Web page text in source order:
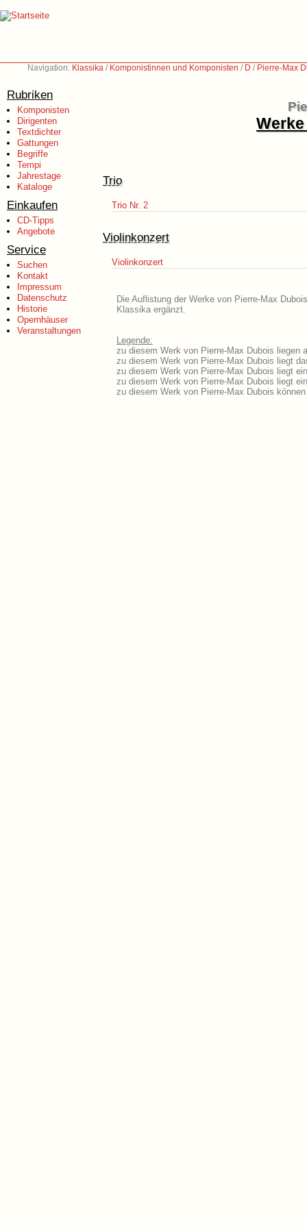
Navigation: Klassika / Komponistinnen und Komponisten / D / Pierre-Max
Rubriken
Komponisten
Dirigenten
Textdichter
Gattungen
Begriffe
Tempi
Jahrestage
Kataloge
Einkaufen
CD-Tipps
Angebote
Service
Suchen
Kontakt
Impressum
Datenschutz
Historie
Opernhäuser
Veranstaltungen
Trio
Trio Nr. 2
Violinkonzert
Violinkonzert
Die Auflistung der Werke von Pierre-Max
Klassika ergänzt.
Legende:
zu diesem Werk von Pierre-Max Dubois liegen
zu diesem Werk von Pierre-Max Dubois liegt
zu diesem Werk von Pierre-Max Dubois liegt
zu diesem Werk von Pierre-Max Dubois liegt
zu diesem Werk von Pierre-Max Dubois